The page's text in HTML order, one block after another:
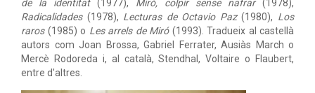
de la identitat(1977), Miró, colpir sense nafrar(1978),
Radicalidades(1978), Lecturas de Octavio Paz(1980), Los
raros(1985) o Les arrels de Miró(1993). Tradueix al castellà
autors com Joan Brossa, Gabriel Ferrater, Ausiàs March o
Mercè Rodoreda i, al català, Stendhal, Voltaire o Flaubert,
entre d'altres.